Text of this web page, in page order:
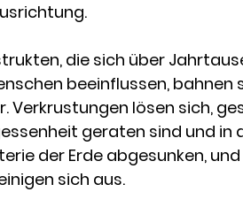
die sich über
beeinflussen, bahnen
Verkrustungen lösen sich,
geraten sind und in
der Erde abgesunken,
sich aus.